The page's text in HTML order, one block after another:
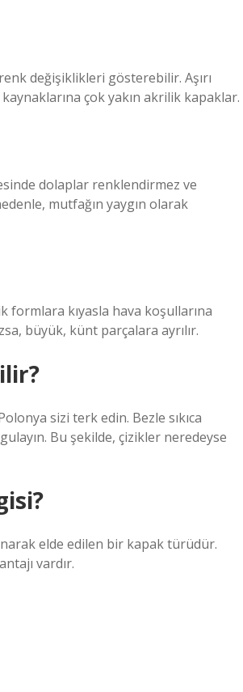
değişiklikleri gösterebilir. Aşırı
çok yakın akrilik kapaklar.
dolaplar renklendirmez ve
mutfağın yaygın olarak
formlara kıyasla hava koşullarına
büyük, künt parçalara ayrılır.
sizi terk edin. Bezle sıkıca
Bu şekilde, çizikler neredeyse
elde edilen bir kapak türüdür.
vardır.